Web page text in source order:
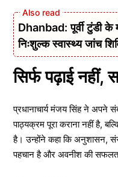
Dhanbad: पूर्वी टुंडी के
निःशुल्क स्वास्थ्य जांच
सिर्फ पढ़ाई नहीं,
प्रधानाचार्य मंजय सिंह ने अपने
पाठ्यक्रम पूरा कराना नहीं है,
है। उन्होंने कहा कि अनुशासन,
पहचान है और अवनीश की